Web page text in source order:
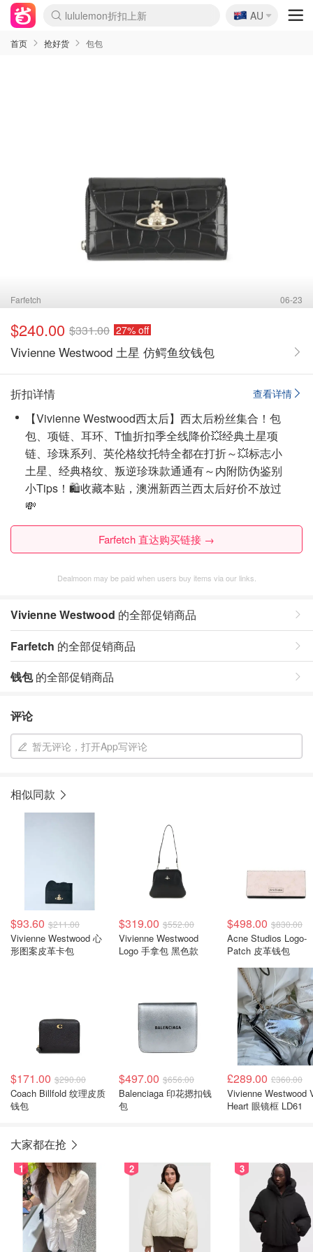
lululemon折扣上新
Sasa美妆护肤3.5折
SSENSE年中3折
FreshBeauty好价汇总
Cettire降价+叠9折
Farfetch折上8折
WWS Coles超市实拍
viagogo二手票捡漏
Myer清仓1折起
The Outnet奢牌1折起
David Jones 3折起
Flannels大牌1折
Perfumes Club护肤1折
AMIRO返校季6.2折
Oweek抽奖送Airpods
Amazon折扣汇总
eToro入金$200送$50
Amazon数码好物
ICONIC本周7.5折
ThedoubleF高奢地板价
Moose Knuckles 6折
丝芙兰5折起
EUFY官网3.7折起
Selenichast首饰2折
Trip机票酒店促销
YSL送5件彩妆礼
Amazon家居好物
BIGBANG巡演开票
David Jones时尚3折
Amazon美妆护肤
雅漾大喷$8
过敏原检测盒$33
伊索独家赠50ml沐浴露
科颜氏清仓3折
SEALIFE海洋馆门票6折
丝塔芙大白罐$16
订阅Newsletter送香薰
Cult Beauty 6.8折
Harrods圣诞日历2.3折
LN-CC奢牌私促3折
d'Alba空姐喷雾$16
EVE LOM套装逆天2折
Bernardelli独家4折
Adore Beauty 6折起
CT圣诞日历
Mytheresa奢品2.7折
Luxury Escapes 9折
Currentbody美容仪9折
卡诗9折+赠4件礼
MOON Garden Live
ALLSAINTS美衣3折
Roborock扫地机3.7折
Tingo Life水杯$24
Valentino官网5折
CR洗发护发6.3折
🇦🇺
AU
首页 抢好货 包包
Farfetch 06-23
$240.00 $331.00 27% off
Vivienne Westwood 土星 仿鳄鱼纹钱包
查看详情
折扣详情
【Vivienne Westwood西太后】西太后粉丝集合！包
包、项链、耳环、T恤折扣季全线降价💥经典土星项
链、珍珠系列、英伦格纹托特全都在打折～💥标志小
土星、经典格纹、叛逆珍珠款通通有～内附防伪鉴别
小Tips！🛍️收藏本贴，澳洲新西兰西太后好价不放过
💸
Farfetch 直达购买链接 →
Dealmoon may be paid when users buy items via our links.
Vivienne Westwood 的全部促销商品
Farfetch 的全部促销商品
钱包的全部促销商品
评论
暂无评论，打开App写评论
相似同款
$93.60 $211.00
Vivienne Westwood 心
形图案皮革卡包
$319.00 $552.00
Vivienne Westwood
Logo 手拿包 黑色款
$498.00 $830.00
Acne Studios Logo-
Patch 皮革钱包
$171.00 $290.00
Coach Billfold 纹理皮质
钱包
$497.00 $656.00
Balenciaga 印花摁扣钱
包
£289.00 £360.00
Vivienne Westwood Viv
Heart 眼镜框 LD61
大家都在抢
1 2 3